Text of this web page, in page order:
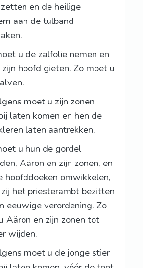
en de heilige
aan de tulband
u de zalfolie nemen en
zijn hoofd gieten. Zo moet u
moet u zijn zonen
laten komen en hen de
laten aantrekken.
u hun de gordel
Aäron en zijn zonen, en
hoofddoeken omwikkelen,
het priesterambt bezitten
eeuwige verordening. Zo
Aäron en zijn zonen tot
wijden.
moet u de jonge stier